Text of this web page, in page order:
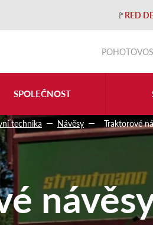
🚩RED
SPOLEČNOST
technika Návěsy Traktorové